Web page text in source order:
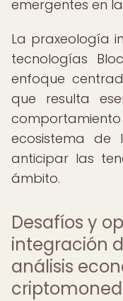
emergentes en
La praxeología
tecnologías
enfoque
que resulta
ecosistema de
anticipar las
ámbito.
Desafíos y
integración
análisis